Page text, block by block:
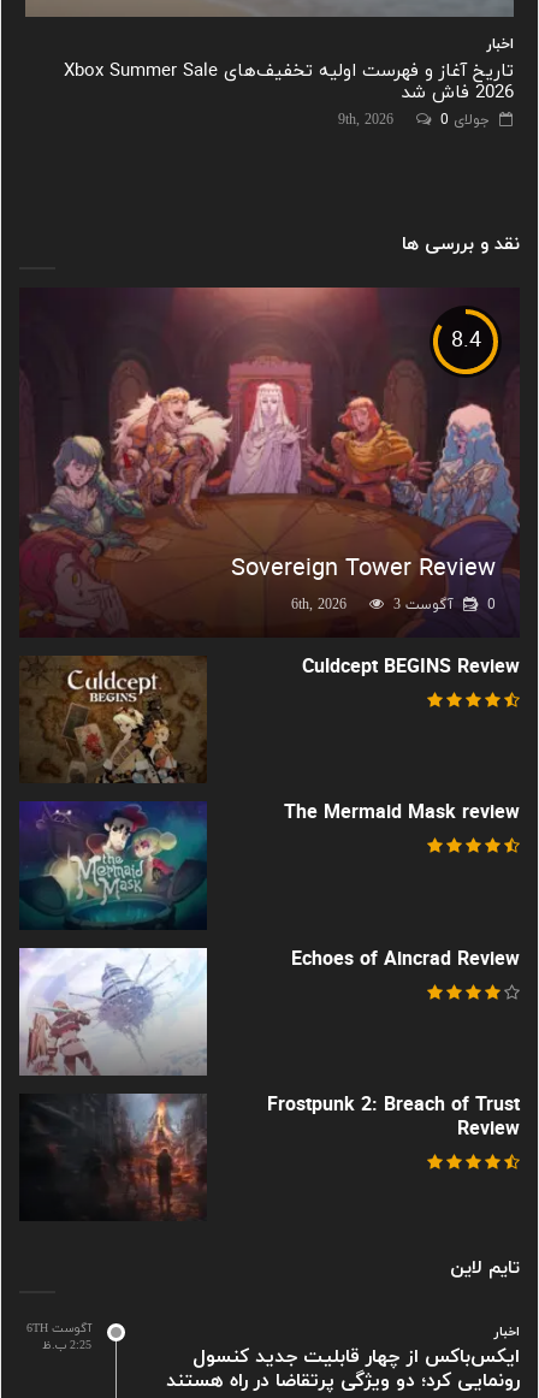
اخبار
تاریخ آغاز و فهرست اولیه تخفیف‌های Xbox Summer Sale
2026 فاش شد
جولای 9th, 2026 0
نقد و بررسی ها
8.4
Sovereign Tower Review
آگوست 6th, 2026 3 0
Culdcept BEGINS Review
The Mermaid Mask review
Echoes of Aincrad Review
Frostpunk 2: Breach of Trust
Review
تایم لاین
آگوست 6TH
2:25 ب.ظ
اخبار
ایکس‌باکس از چهار قابلیت جدید کنسول
رونمایی کرد؛ دو ویژگی پرتقاضا در راه هستند